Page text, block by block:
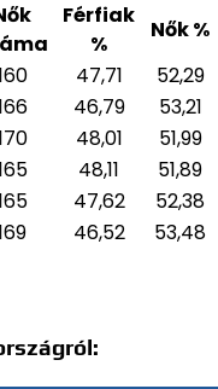
Férfiak
%
Nők %
47,71
52,29
46,79
53,21
48,01
51,99
48,11
51,89
47,62
52,38
46,52 53,48